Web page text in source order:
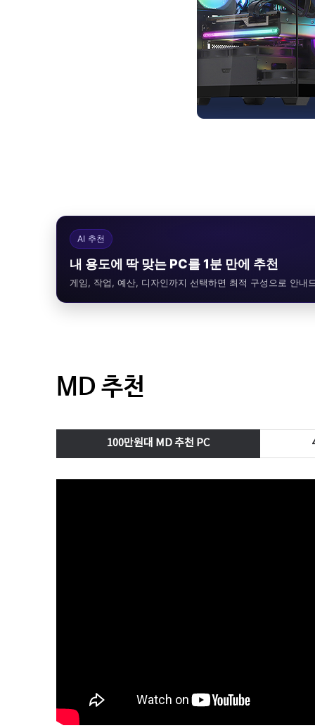
AI 추천
내 용도에 딱 맞는 PC를 1분 만에 추천
게임, 작업, 예산, 디자인까지 선택하면 최적 구성으로 안내
MD 추천
100만원대 MD 추천 PC